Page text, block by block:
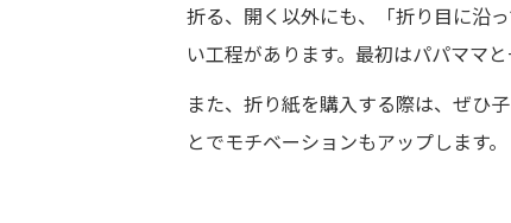
折る、開く以外にも、「折り目に沿
い工程があります。最初はパパママ
また、折り紙を購入する際は、ぜひ
とでモチベーションもアップします。